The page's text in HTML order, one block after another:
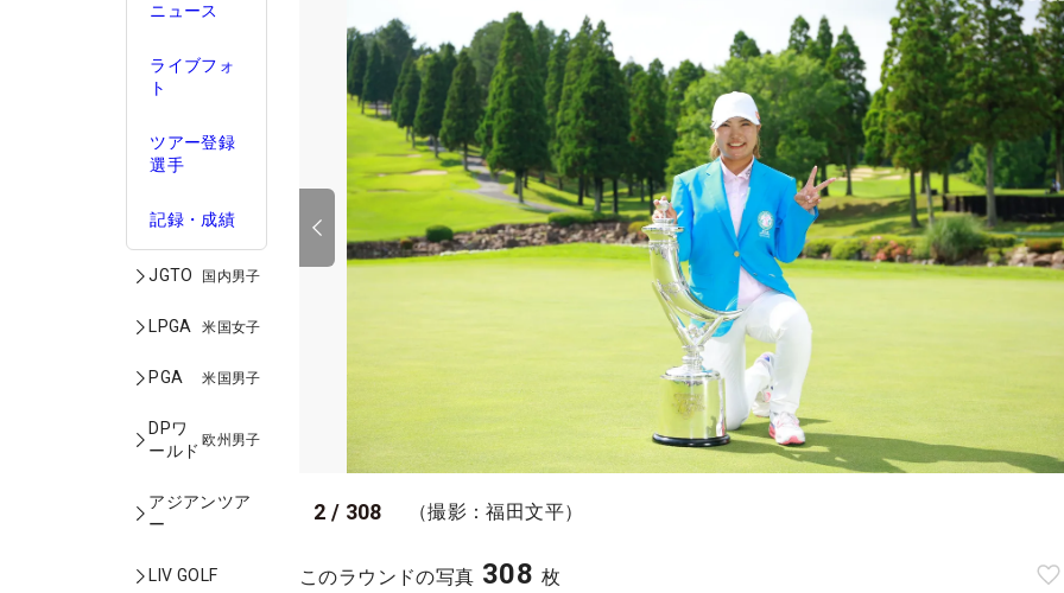
ニュース
ライブフォ
ト
ツアー登録
選手
記録・成績
JGTO 国内男子
LPGA 米国女子
PGA 米国男子
DPワ
ールド
欧州男子
アジアンツア
ー
LIV GOLF
2 / 308 （撮影：福田文平）
このラウンドの写真 308 枚